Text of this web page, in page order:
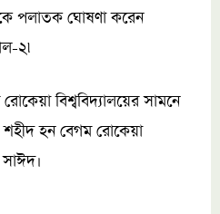
পলাতক ঘোষণা করেন
২৷
বিশ্ববিদ্যালয়ের সামনে
হন বেগম রোকেয়া
সাঈদ।